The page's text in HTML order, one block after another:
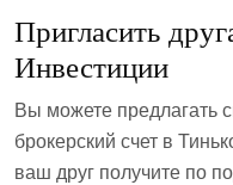
Пригласить
Инвестиции
Вы можете предлагать
брокерский счет в
ваш друг получите по